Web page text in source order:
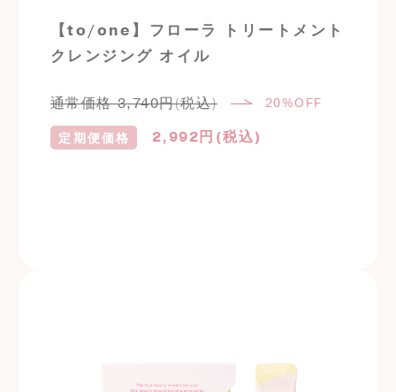
【to/one】フローラ トリートメント
クレンジング オイル
通常価格3,740円(税込) 20%OFF
定期便価格 2,992 円(税込)